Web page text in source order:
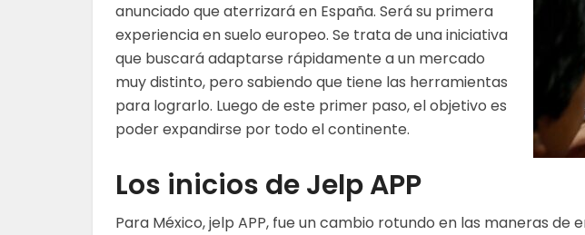
anunciado que aterrizará en España. Será su primera
experiencia en suelo europeo. Se trata de una iniciativa
que buscará adaptarse rápidamente a un mercado
muy distinto, pero sabiendo que tiene las herramientas
para lograrlo. Luego de este primer paso, el objetivo es
poder expandirse por todo el continente.
Los inicios de Jelp APP
Para México,jelp APP, fue un cambio rotundo en las maneras